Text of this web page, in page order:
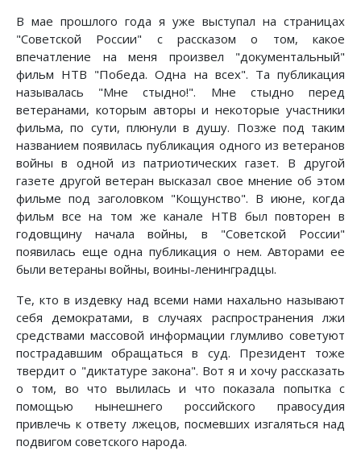
В мае прошлого года я уже выступал на страницах
"Советской России" с рассказом о том, какое
впечатление на меня произвел "документальный"
фильм НТВ "Победа. Одна на всех". Та публикация
называлась "Мне стыдно!". Мне стыдно перед
ветеранами, которым авторы и некоторые участники
фильма, по сути, плюнули в душу. Позже под таким
названием появилась публикация одного из ветеранов
войны в одной из патриотических газет. В другой
газете другой ветеран высказал свое мнение об этом
фильме под заголовком "Кощунство". В июне, когда
фильм все на том же канале НТВ был повторен в
годовщину начала войны, в "Советской России"
появилась еще одна публикация о нем. Авторами ее
были ветераны войны, воины-ленинградцы.
Те, кто в издевку над всеми нами нахально называют
себя демократами, в случаях распространения лжи
средствами массовой информации глумливо советуют
пострадавшим обращаться в суд. Президент тоже
твердит о "диктатуре закона". Вот я и хочу рассказать
о том, во что вылилась и что показала попытка с
помощью нынешнего российского правосудия
привлечь к ответу лжецов, посмевших изгаляться над
подвигом советского народа.